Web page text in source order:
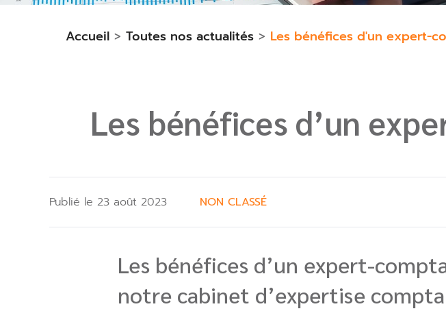
Accueil > Toutes nos actualités > Les bénéfices d'un expert-
Les bénéfices d’un
Publié le 23 août 2023 NON CLASSÉ
Les bénéfices d’un expert-
notre cabinet d’expertise